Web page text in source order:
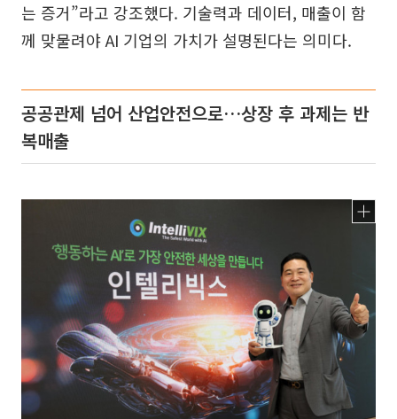
는 증거”라고 강조했다. 기술력과 데이터, 매출이 함
께 맞물려야 AI 기업의 가치가 설명된다는 의미다.
공공관제 넘어 산업안전으로…상장 후 과제는 반
복매출